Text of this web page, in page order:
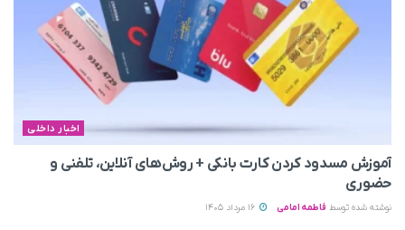
اخبار داخلی
آموزش مسدود کردن کارت بانکی + روش‌های آنلاین، تلفنی و
حضوری
نوشته شده توسط فاطمه امامی